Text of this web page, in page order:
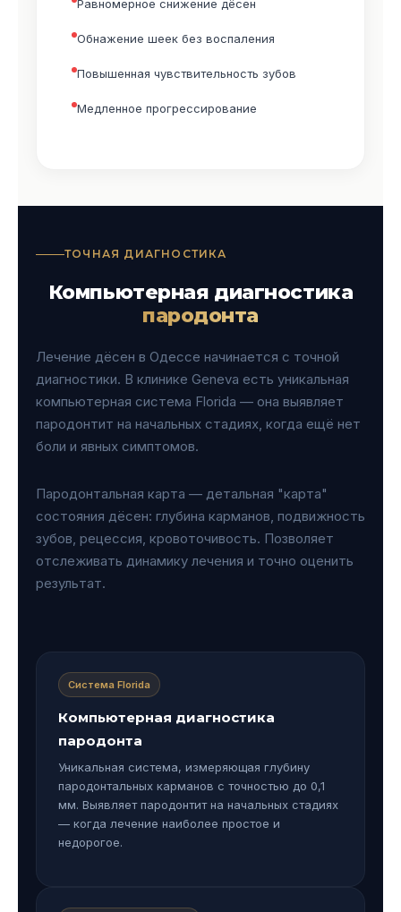
Равномерное снижение дёсен
Обнажение шеек без воспаления
Повышенная чувствительность зубов
Медленное прогрессирование
ТОЧНАЯ ДИАГНОСТИКА
Компьютерная диагностика
пародонта
Лечение дёсен в Одессе начинается с точной
диагностики. В клинике Geneva есть уникальная
компьютерная система Florida — она выявляет
пародонтит на начальных стадиях, когда ещё нет
боли и явных симптомов.
Пародонтальная карта — детальная "карта"
состояния дёсен: глубина карманов, подвижность
зубов, рецессия, кровоточивость. Позволяет
отслеживать динамику лечения и точно оценить
результат.
Система Florida
Компьютерная диагностика
пародонта
Уникальная система, измеряющая глубину
пародонтальных карманов с точностью до 0,1
мм. Выявляет пародонтит на начальных стадиях
— когда лечение наиболее простое и
недорогое.